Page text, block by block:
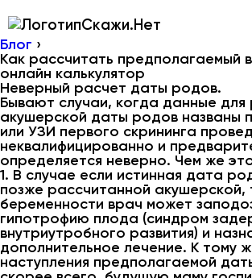
Скажи.Нет
Блог ›
Как рассчитать предполагаемый
онлайн калькулятор
Неверный расчет даты родов.
Бывают случаи, когда данные для
акушерской даты родов названы
или УЗИ первого скрининга
неквалифицированно и
определяется неверно. Чем же
1. В случае если истинная дата
позже рассчитанной акушерской,
беременности врач может
гипотрофию плода (синдром
внутриутробного развития) и
дополнительное лечение. К тому
наступления предполагаемой